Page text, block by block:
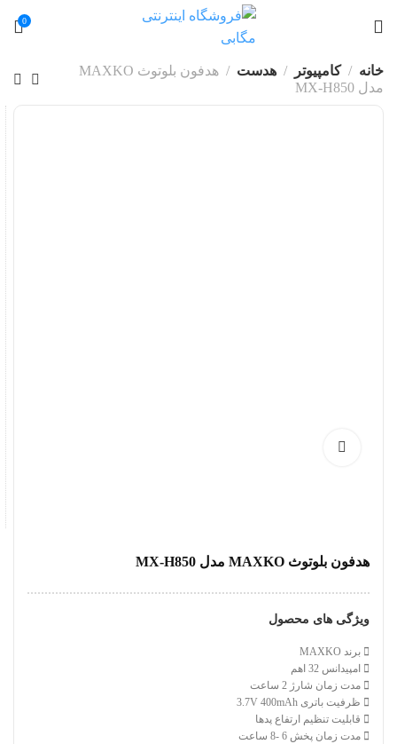
0
خانه کامپیوتر هدست
هدفون بلوتوث MAXKO
مدل MX-H850
هدفون بلوتوث MAXKO مدل MX-H850
ویژگی های محصول
برند MAXKO
امپیدانس 32 اهم
مدت زمان شارژ 2 ساعت
ظرفیت باتری 3.7V 400mAh
قابلیت تنظیم ارتفاع پدها
مدت زمان پخش 6 -8 ساعت